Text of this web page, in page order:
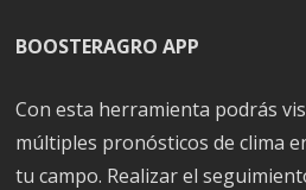
BOOSTERAGRO APP
Con esta herramienta podrás
múltiples pronósticos de clima
tu campo. Realizar el